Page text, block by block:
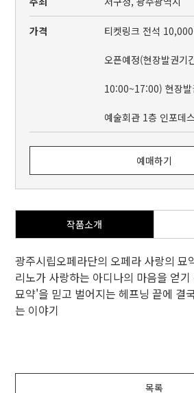
가격 티켓링크 전석
오픈예정(현장발권기
10:00~17:00) 현장발
예술회관 1층 인포데
예매하기
작품소개
광주시립오페라단의 오페라 사랑의 묘
리노가 사랑하는 아디나의 마음을 얻
묘약'을 믿고 벌어지는 헤프닝 끝에 결
는 이야기
목록